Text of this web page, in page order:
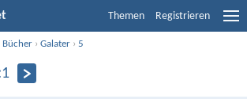
Themen Registrieren
Bücher ›Galater ›5